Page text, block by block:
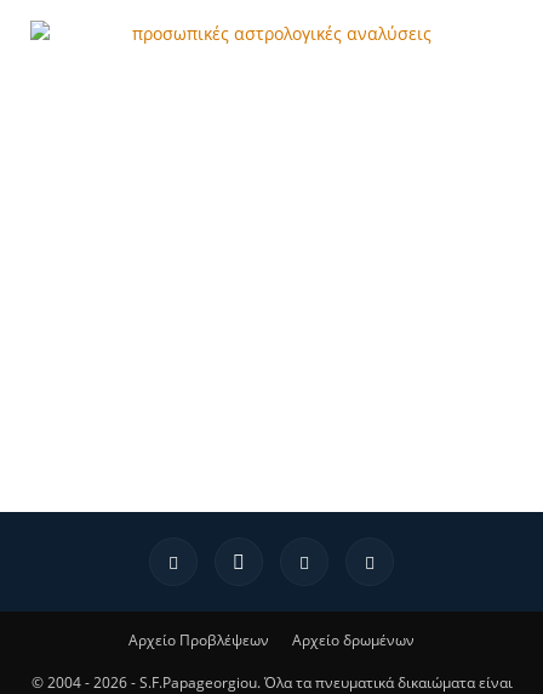
Αρχείο Προβλέψεων Αρχείο δρωμένων
© 2004 - 2026 - S.F.Papageorgiou. Όλα τα πνευματικά δικαιώματα είναι